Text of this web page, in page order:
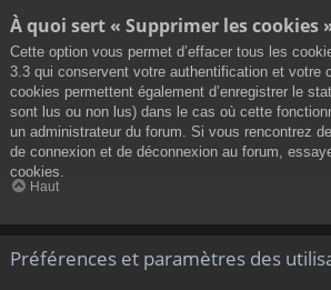
À quoi sert « Supprimer les cookies
Cette option vous permet d’effacer tous les
3.3 qui conservent votre authentification et votre
cookies permettent également d’enregistrer le
sont lus ou non lus) dans le cas où cette
un administrateur du forum. Si vous rencontrez
de connexion et de déconnexion au forum,
cookies.
Haut
Préférences et paramètres des